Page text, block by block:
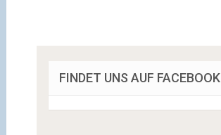
FINDET UNS AUF FACEBOOK